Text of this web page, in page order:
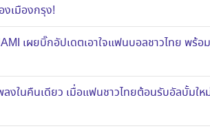
เมืองกรุง!
เผยบิ๊กอัปเดตเอาใจแฟนบอลชาวไทย พ
ในคืนเดียว เมื่อแฟนชาวไทยต้อนรับอัลบั้มใ